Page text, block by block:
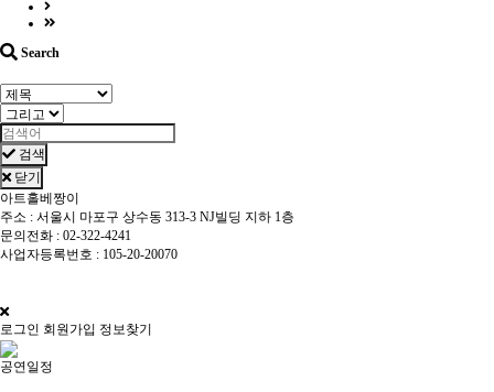
Search
검색
닫기
아트홀베짱이
주소 : 서울시 마포구 상수동 313-3 NJ빌딩 지하 1층
문의전화 : 02-322-4241
사업자등록번호 : 105-20-20070
로그인 회원가입 정보찾기
공연일정